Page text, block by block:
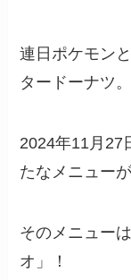
連日ポケモン
タードーナツ。
2024年11月27
たなメニュー
そのメニュー
オ」！